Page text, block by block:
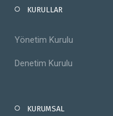
KURULLAR
Yönetim Kurulu
Denetim Kurulu
KURUMSAL